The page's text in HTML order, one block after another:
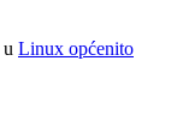
u Linux općenito